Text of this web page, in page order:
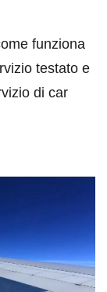
funziona
testato e
di car